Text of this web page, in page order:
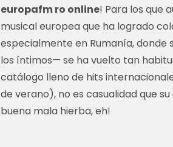
europafm ro online! Para los que
musical europea que ha logrado
especialmente en Rumanía, donde
los íntimos— se ha vuelto tan
catálogo lleno de hits
de verano), no es casualidad que
buena mala hierba, eh!